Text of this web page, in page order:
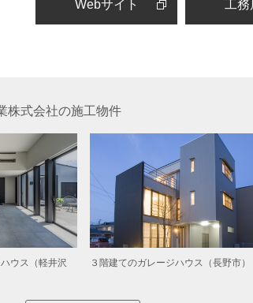
Webサイト 工務
株式会社の施工物件
ウス（軽井沢
３階建てのガレージハウス（長野市）